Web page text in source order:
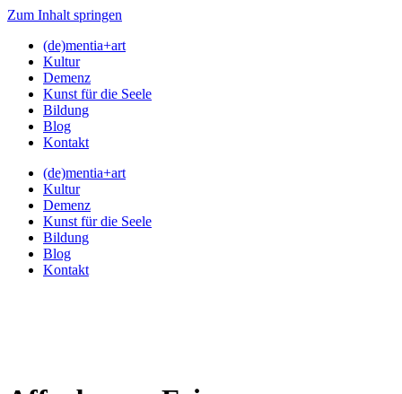
Zum Inhalt springen
(de)mentia+art
Kultur
Demenz
Kunst für die Seele
Bildung
Blog
Kontakt
(de)mentia+art
Kultur
Demenz
Kunst für die Seele
Bildung
Blog
Kontakt